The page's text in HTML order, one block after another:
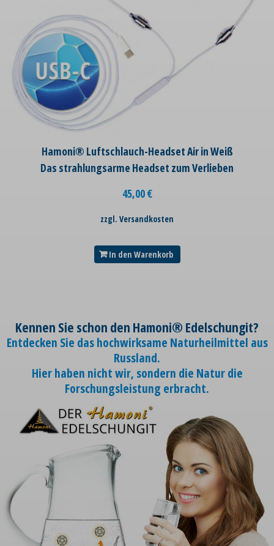
Hamoni® Luftschlauch-Headset Air in Weiß
Das strahlungsarme Headset zum Verlieben
45,00€
zzgl. Versandkosten
In den Warenkorb
Kennen Sie schon den Hamoni® Edelschungit?
Entdecken Sie das hochwirksame Naturheilmittel aus
Russland.
Hier haben nicht wir, sondern die Natur die
Forschungsleistung erbracht.